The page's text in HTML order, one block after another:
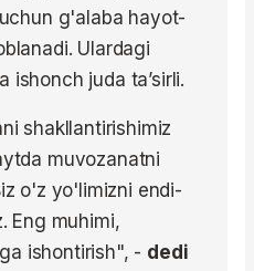
g'alaba hayot-
Ulardagi
ishonch juda ta’sirli.
shakllantirishimiz
muvozanatni
o'z yo'limizni endi-
Eng muhimi,
ishontirish", - dedi